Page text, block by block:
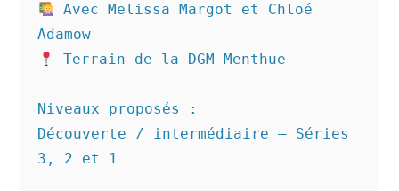
Avec Melissa Margot et Chloé
Terrain de la DGM-Menthue
Niveaux proposés :
Découverte / intermédiaire – Séries
3, 2 et 1